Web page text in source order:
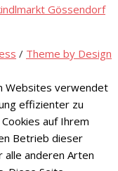
Gössendorf
/ Theme by Design
Websites verwendet
effizienter zu
auf Ihrem
Betrieb dieser
alle anderen Arten